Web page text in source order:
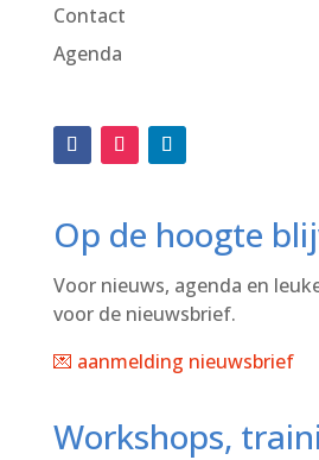
Contact
Agenda
Op de hoogte
Voor nieuws, agenda en
voor de nieuwsbrief.
💌 aanmelding nieuwsbrief
Workshops,